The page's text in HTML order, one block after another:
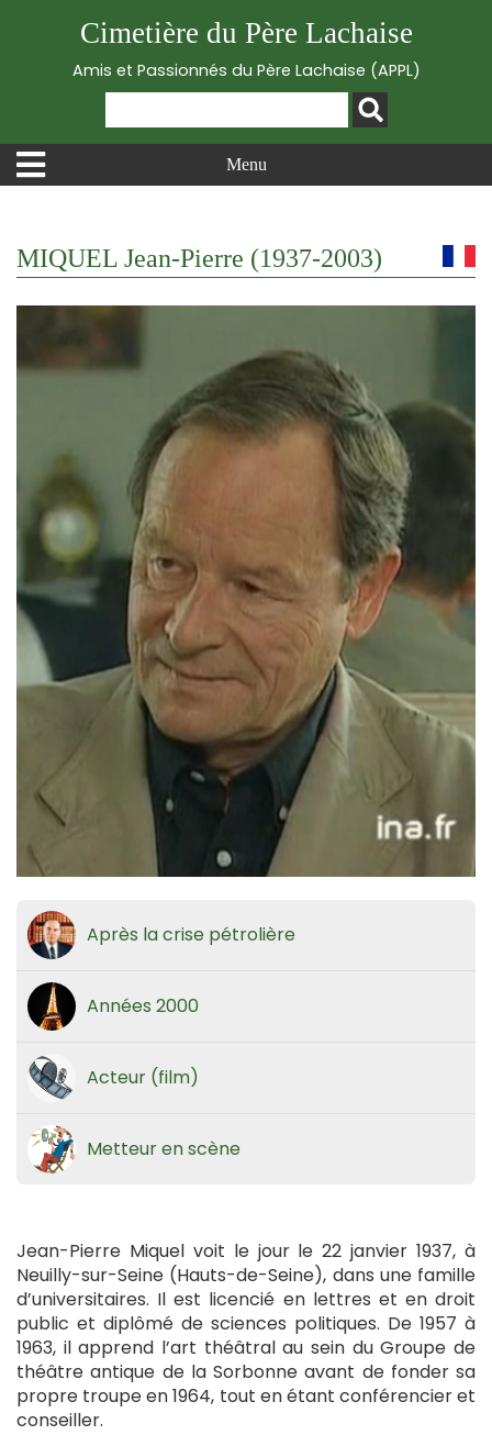
Cimetière du Père Lachaise
Amis et Passionnés du Père Lachaise (APPL)
Menu
MIQUEL Jean-Pierre (1937-2003)
Après la crise pétrolière
Années 2000
Acteur (film)
Metteur en scène
Jean-Pierre Miquel voit le jour le 22 janvier 1937, à
Neuilly-sur-Seine (Hauts-de-Seine), dans une famille
d’universitaires. Il est licencié en lettres et en droit
public et diplômé de sciences politiques. De 1957 à
1963, il apprend l’art théâtral au sein du Groupe de
théâtre antique de la Sorbonne avant de fonder sa
propre troupe en 1964, tout en étant conférencier et
conseiller.